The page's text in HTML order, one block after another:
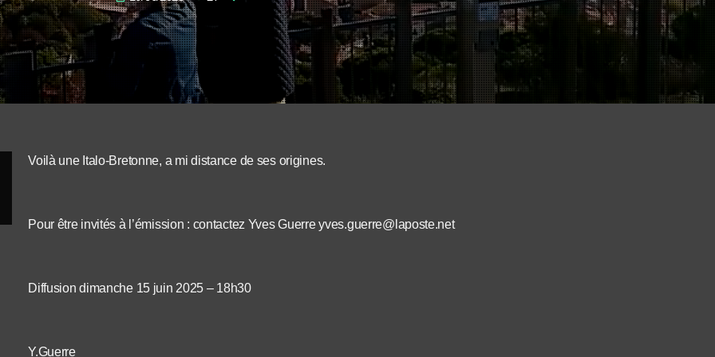
Voilà une Italo-Bretonne, a mi distance de ses origines.
Pour être invités à l’émission : contactez Yves Guerre yves.guerre@laposte.net
Diffusion dimanche 15 juin 2025 – 18h30
Y.Guerre